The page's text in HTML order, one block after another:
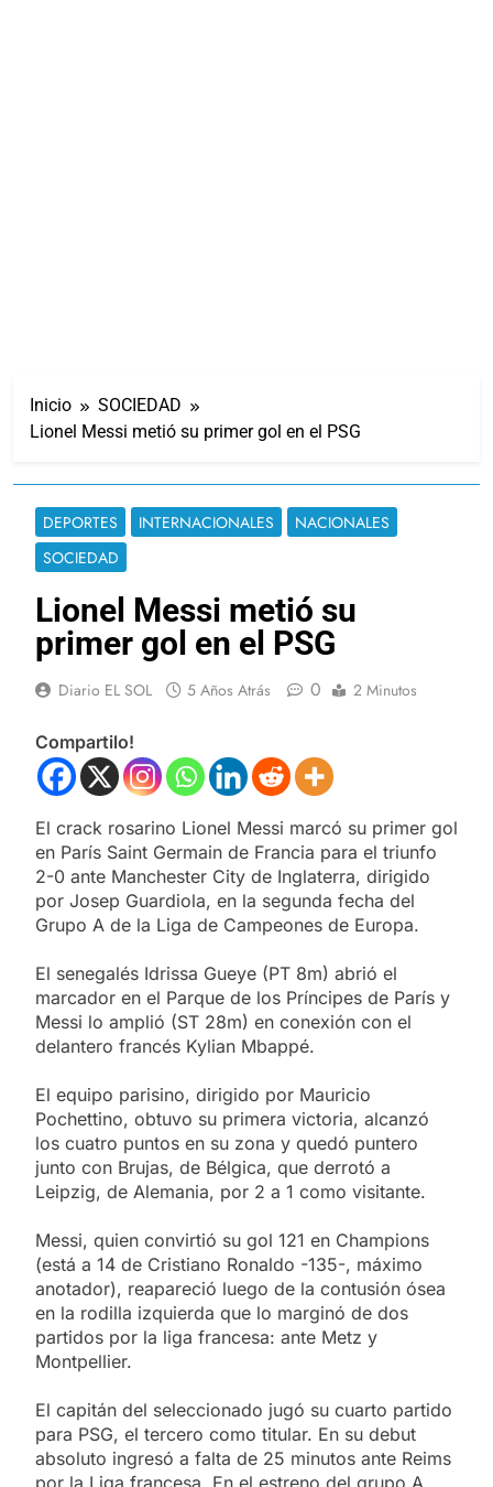
Inicio
SOCIEDAD
Lionel Messi metió su primer gol en el PSG
DEPORTES INTERNACIONALES
NACIONALES
SOCIEDAD
Lionel Messi metió su
primer gol en el PSG
Diario EL SOL 5 Años Atrás 0 2 Minutos
Compartilo!
El crack rosarino Lionel Messi marcó su primer gol
en París Saint Germain de Francia para el triunfo
2-0 ante Manchester City de Inglaterra, dirigido
por Josep Guardiola, en la segunda fecha del
Grupo A de la Liga de Campeones de Europa.
El senegalés Idrissa Gueye (PT 8m) abrió el
marcador en el Parque de los Príncipes de París y
Messi lo amplió (ST 28m) en conexión con el
delantero francés Kylian Mbappé.
El equipo parisino, dirigido por Mauricio
Pochettino, obtuvo su primera victoria, alcanzó
los cuatro puntos en su zona y quedó puntero
junto con Brujas, de Bélgica, que derrotó a
Leipzig, de Alemania, por 2 a 1 como visitante.
Messi, quien convirtió su gol 121 en Champions
(está a 14 de Cristiano Ronaldo -135-, máximo
anotador), reapareció luego de la contusión ósea
en la rodilla izquierda que lo marginó de dos
partidos por la liga francesa: ante Metz y
Montpellier.
El capitán del seleccionado jugó su cuarto partido
para PSG, el tercero como titular. En su debut
absoluto ingresó a falta de 25 minutos ante Reims
por la Liga francesa. En el estreno del grupo A,